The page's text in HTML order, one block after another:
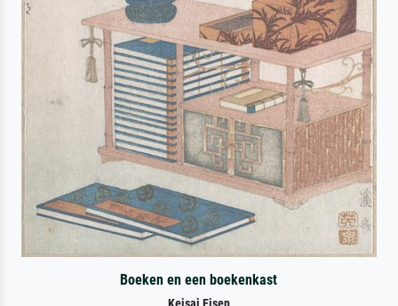
Boeken en een boekenkast